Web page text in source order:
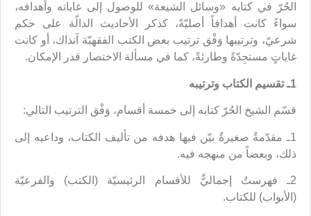
الحُرّ في كتابه «وسائل الشيعة» للوصول إلى غاياته وأهدافه،
سواءً كانت أهدافاً أصليّةً، كذكر الأحاديث الدالّة على حكم
شرعيّ، وترتيبها وَفْق ترتيب بعض الكتب الفقهيّة آنذاك، أو كانت
غاياتٍ مستجِدّةً وطارئةً، كما في مسألة الاختصار قدر الإمكان.
1ـ تقسيم الكتاب وترتيبه
قسّم الشيخ الحُرّ كتابه إلى خمسة أقسام، وَفْق الترتيب التالي:
1ـ‌ مقدّمةٌ صغيرةٌ بيّن فيها هدفه من تأليف الكتاب، وداعيه إلى
ذلك، وبعضاً من منهجه فيه.
2ـ‌ فهرستٌ إجماليٌّ للأقسام الرئيسيّة (الكتب) والفرعيّة
(الأبواب) للكتاب.